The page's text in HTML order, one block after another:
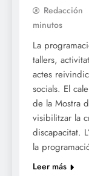
Redacción
minutos
La
tallers,
actes
socials. El
de la Mostra
visibilitzar la
discapacitat.
la
Leer más